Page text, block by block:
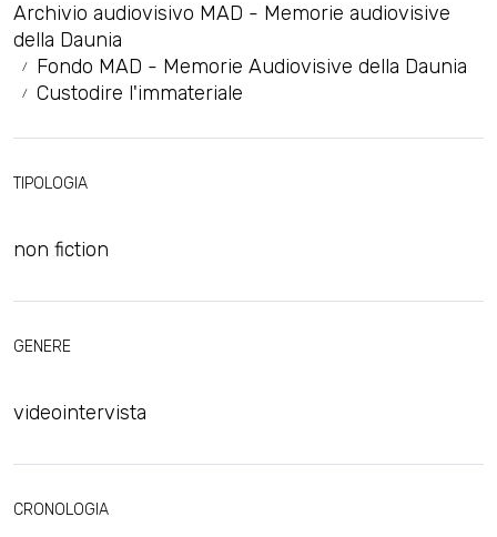
Archivio audiovisivo MAD - Memorie audiovisive
della Daunia
Fondo MAD - Memorie Audiovisive della Daunia
Custodire l'immateriale
TIPOLOGIA
non fiction
GENERE
videointervista
CRONOLOGIA